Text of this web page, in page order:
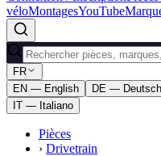
véloMontagesYouTube
FR
EN — English
DE — Deutsch
IT — Italiano
Pièces
› Drivetrain